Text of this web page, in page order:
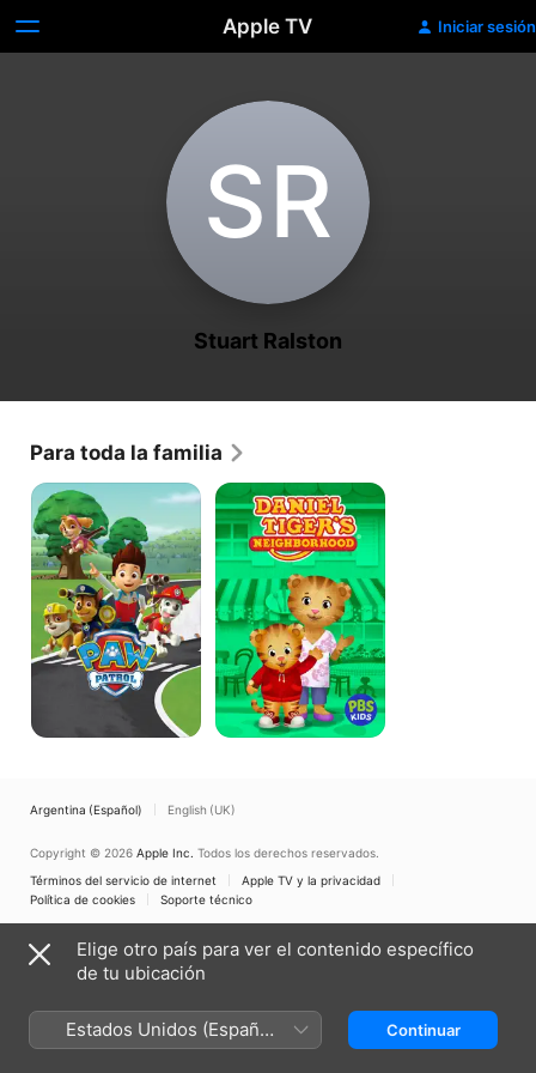
Apple TV Iniciar sesión
S‌R
Stuart Ralston
Para toda la familia
PAW
Patrol:
Patrulla
de
Cachorros
Daniel
Tigre
y
su
vecindad
Argentina (Español) English (UK)
Copyright © 2026 Apple Inc. Todos los derechos reservados.
Términos del servicio de internet
Apple TV y la privacidad
Política de cookies
Soporte técnico
Elige otro país para ver el contenido específico
de tu ubicación
Estados Unidos (Español
México)
Continuar